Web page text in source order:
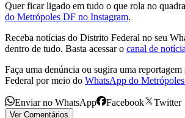
Quer ficar ligado em tudo o que rola no
do Metrópoles DF no Instagram.
Receba notícias do Distrito Federal no seu
dentro de tudo. Basta acessar o canal de
Faça uma denúncia ou sugira uma
Federal por meio do WhatsApp do
Enviar no WhatsApp Facebook Twitter
Ver Comentários